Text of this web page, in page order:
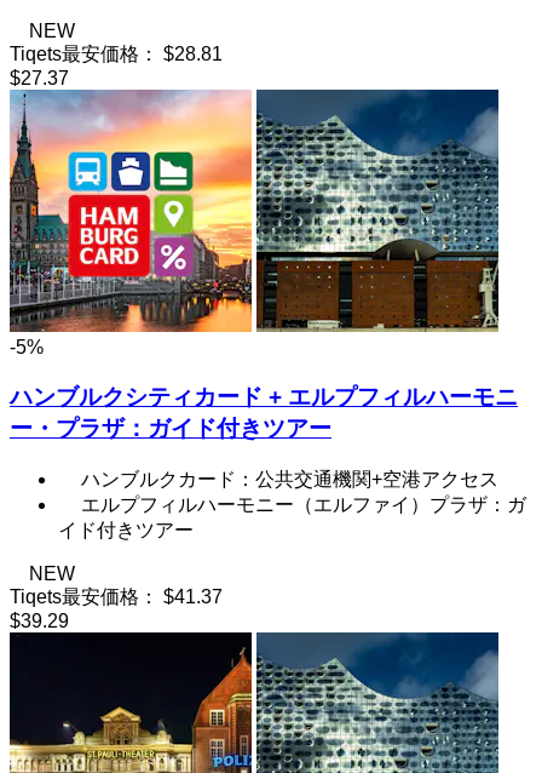
NEW
Tiqets最安価格：
$28.81
$27.37
-5%
ハンブルクシティカード + エルプフィルハーモニ
ー・プラザ：ガイド付きツアー
ハンブルクカード：公共交通機関+空港アクセス
エルプフィルハーモニー（エルファイ）プラザ：ガ
イド付きツアー
NEW
Tiqets最安価格：
$41.37
$39.29